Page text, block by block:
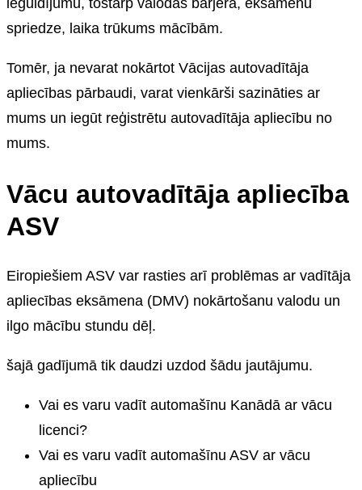
ieguldījumu, tostarp valodas barjera, eksāmenu
spriedze, laika trūkums mācībām.
Tomēr, ja nevarat nokārtot Vācijas autovadītāja
apliecības pārbaudi, varat vienkārši sazināties ar
mums un iegūt reģistrētu autovadītāja apliecību no
mums.
Vācu autovadītāja apliecība
ASV
Eiropiešiem ASV var rasties arī problēmas ar vadītāja
apliecības eksāmena (DMV) nokārtošanu valodu un
ilgo mācību stundu dēļ.
šajā gadījumā tik daudzi uzdod šādu jautājumu.
Vai es varu vadīt automašīnu Kanādā ar vācu
licenci?
Vai es varu vadīt automašīnu ASV ar vācu
apliecību